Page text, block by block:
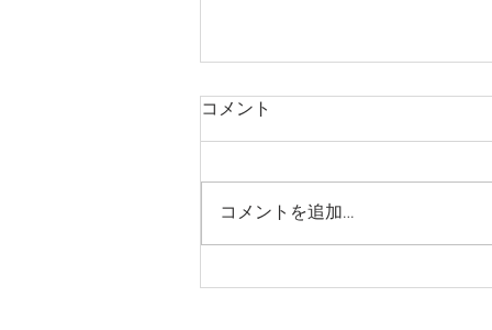
コメント
コメントを追加…